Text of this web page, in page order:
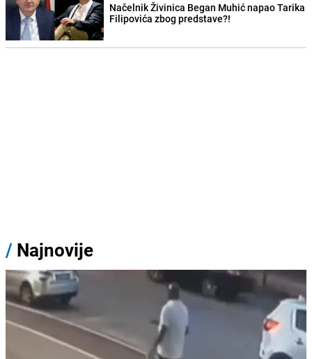
Načelnik Živinica Began Muhić napao Tarika
Filipovića zbog predstave?!
/ Najnovije